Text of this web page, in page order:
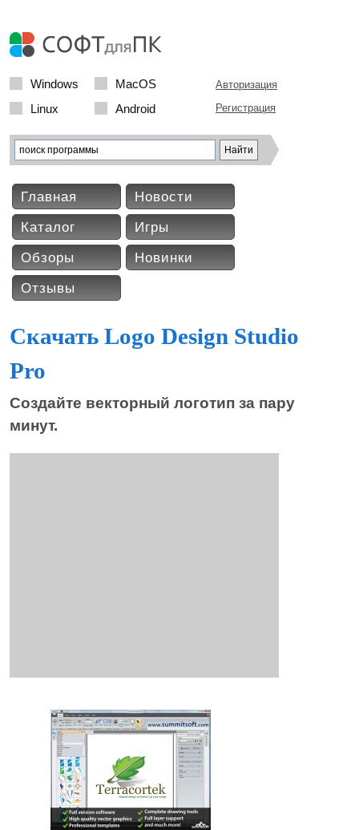
Windows
MacOS
Linux
Android
Авторизация
Регистрация
Главная
Новости
Каталог
Игры
Обзоры
Новинки
Отзывы
Скачать Logo Design Studio
Pro
Создайте векторный логотип за пару
минут.